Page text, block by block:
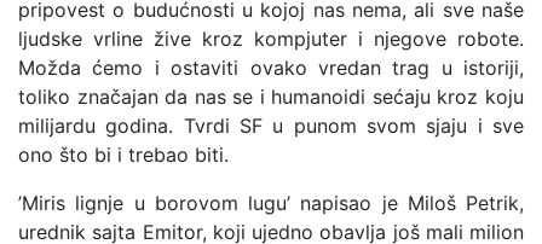
pripovest o budućnosti u kojoj nas nema, ali sve naše
ljudske vrline žive kroz kompjuter i njegove robote.
Možda ćemo i ostaviti ovako vredan trag u istoriji,
toliko značajan da nas se i humanoidi sećaju kroz koju
milijardu godina. Tvrdi SF u punom svom sjaju i sve
ono što bi i trebao biti.
’Miris lignje u borovom lugu’ napisao je Miloš Petrik,
urednik sajta Emitor, koji ujedno obavlja još mali milion